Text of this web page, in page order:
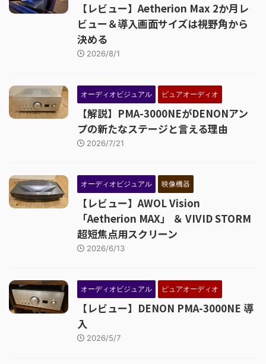
【レビュー】Aetherion Max 2か月レ
ビュー＆導入画面サイズは視野角から
決める
2026/8/1
オーディオビジュアル ピュアオーディオ
【解説】PMA-3000NEがDENONアン
プの新たなステージと言える理由
2026/7/21
オーディオビジュアル 映像機器
【レビュー】AWOL Vision
「Aetherion MAX」 ＆ VIVID STORM
超短焦点用スクリーン
2026/6/13
オーディオビジュアル ピュアオーディオ
【レビュー】DENON PMA-3000NE 導
入
2026/5/7